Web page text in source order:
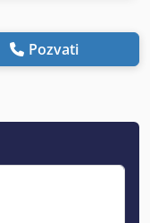
Pozvati